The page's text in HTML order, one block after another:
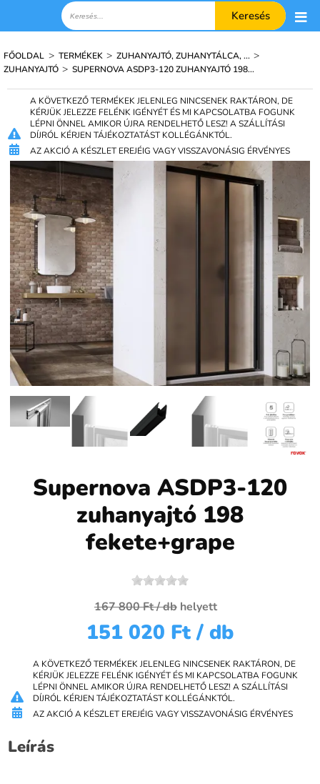
Keresés
FŐOLDAL > TERMÉKEK > ZUHANYAJTÓ, ZUHANYTÁLCA, ... >
ZUHANYAJTÓ > SUPERNOVA ASDP3-120 ZUHANYAJTÓ 198...
Supernova ASDP3-120
zuhanyajtó 198
fekete+grape
167 800 Ft/ db helyett
151 020 Ft / db
A KÖVETKEZŐ TERMÉKEK JELENLEG NINCSENEK RAKTÁRON, DE
KÉRJÜK JELEZZE FELÉNK IGÉNYÉT ÉS MI KAPCSOLATBA FOGUNK
LÉPNI ÖNNEL AMIKOR ÚJRA RENDELHETŐ LESZ! A SZÁLLÍTÁSI
DÍJRÓL KÉRJEN TÁJÉKOZTATÁST KOLLÉGÁNKTÓL.
AZ AKCIÓ A KÉSZLET EREJÉIG VAGY VISSZAVONÁSIG ÉRVÉNYES
A KÖVETKEZŐ TERMÉKEK JELENLEG NINCSENEK RAKTÁRON, DE
KÉRJÜK JELEZZE FELÉNK IGÉNYÉT ÉS MI KAPCSOLATBA FOGUNK
LÉPNI ÖNNEL AMIKOR ÚJRA RENDELHETŐ LESZ! A SZÁLLÍTÁSI
DÍJRÓL KÉRJEN TÁJÉKOZTATÁST KOLLÉGÁNKTÓL.
AZ AKCIÓ A KÉSZLET EREJÉIG VAGY VISSZAVONÁSIG ÉRVÉNYES
Leírás